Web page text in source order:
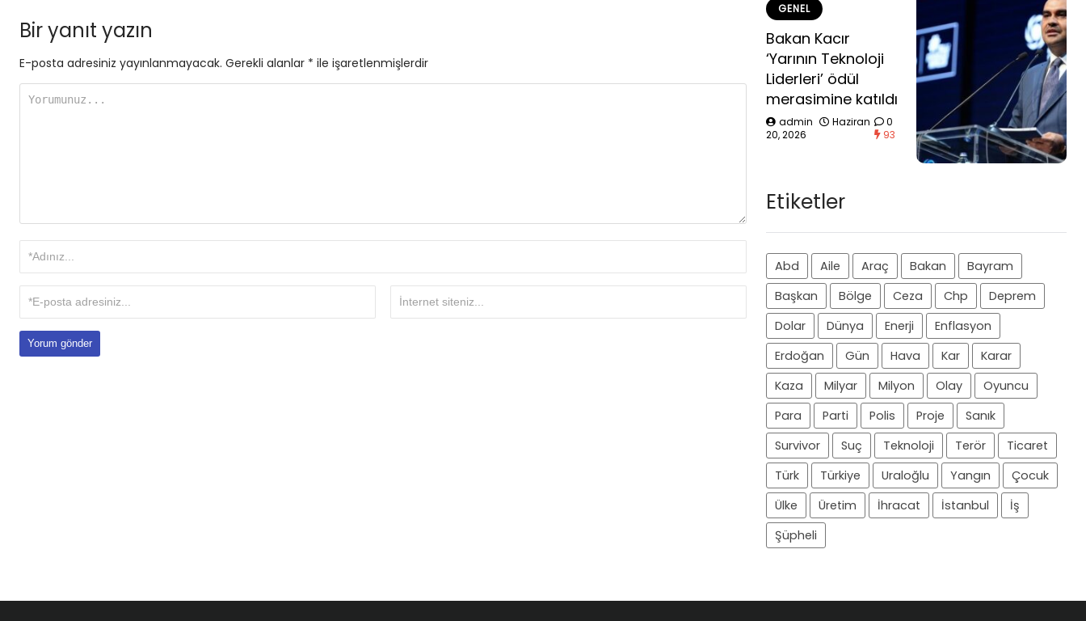
Bir yanıt yazın
E-posta adresiniz yayınlanmayacak. Gerekli alanlar * ile işaretlenmişlerdir
GENEL
Bakan Kacır
‘Yarının Teknoloji
Liderleri’ ödül
merasimine katıldı
admin
Haziran
20, 2026
0
93
Etiketler
Abd Aile Araç Bakan
Bayram
Başkan
Bölge Ceza Chp
Deprem
Dolar
Dünya Enerji
Enflasyon
Erdoğan
Gün Hava Kar
Karar
Kaza
Milyar Milyon Olay
Oyuncu
Para
Parti Polis Proje
Sanık
Survivor
Suç Teknoloji Terör
Ticaret
Türk
Türkiye Uraloğlu Yangın
Çocuk
Ülke
Üretim İhracat İstanbul
İş
Şüpheli